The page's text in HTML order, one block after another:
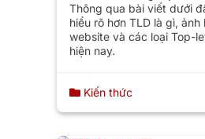
Thông qua bài viết dưới
hiểu rõ hơn TLD là gì,
website và các loại Top-
hiện nay.
Kiến thức